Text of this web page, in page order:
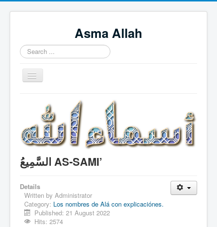
Asma Allah
Search
...
Toggle
Navigation
Intro Videos
Français
中国人
Español
Tagalog
English
Português
السَّمِيعُ AS-SAMI’
Details
Written by Administrator
Category: Los nombres de Alá con explicaciónes.
Published: 21 August 2022
Hits: 2574